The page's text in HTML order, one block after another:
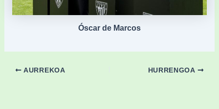
Óscar de Marcos
AURREKOA HURRENGOA